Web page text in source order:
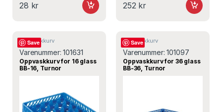
28 kr 252 kr
Save
Oppvaskkurv
Varenummer:101631
Oppvaskkurv for 16 glass
BB-16, Turnor
Save
Oppvaskkurv
Varenummer:101097
Oppvaskkurv for 36 glass
BB-36, Turnor